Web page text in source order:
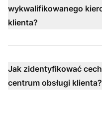
wykwalifikowanego
klienta?
Jak zidentyfikować
centrum obsługi klienta?